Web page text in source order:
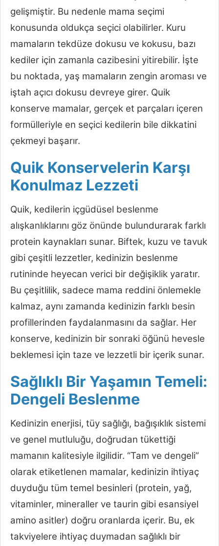
gelişmiştir. Bu nedenle mama seçimi
konusunda oldukça seçici olabilirler. Kuru
mamaların tekdüze dokusu ve kokusu, bazı
kediler için zamanla cazibesini yitirebilir. İşte
bu noktada, yaş mamaların zengin aroması ve
iştah açıcı dokusu devreye girer. Quik
konserve mamalar, gerçek et parçaları içeren
formülleriyle en seçici kedilerin bile dikkatini
çekmeyi başarır.
Quik Konservelerin Karşı
Konulmaz Lezzeti
Quik, kedilerin içgüdüsel beslenme
alışkanlıklarını göz önünde bulundurarak farklı
protein kaynakları sunar. Biftek, kuzu ve tavuk
gibi çeşitli lezzetler, kedinizin beslenme
rutininde heyecan verici bir değişiklik yaratır.
Bu çeşitlilik, sadece mama reddini önlemekle
kalmaz, aynı zamanda kedinizin farklı besin
profillerinden faydalanmasını da sağlar. Her
konserve, kedinizin bir sonraki öğünü hevesle
beklemesi için taze ve lezzetli bir içerik sunar.
Sağlıklı Bir Yaşamın Temeli:
Dengeli Beslenme
Kedinizin enerjisi, tüy sağlığı, bağışıklık sistemi
ve genel mutluluğu, doğrudan tükettiği
mamanın kalitesiyle ilgilidir. “Tam ve dengeli”
olarak etiketlenen mamalar, kedinizin ihtiyaç
duyduğu tüm temel besinleri (protein, yağ,
vitaminler, mineraller ve taurin gibi esansiyel
amino asitler) doğru oranlarda içerir. Bu, ek
takviyelere ihtiyaç duymadan sağlıklı bir